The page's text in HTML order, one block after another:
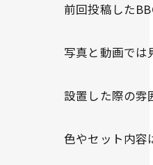
前回投稿した
写真と動画では
設置した際の雰
色やセット内容